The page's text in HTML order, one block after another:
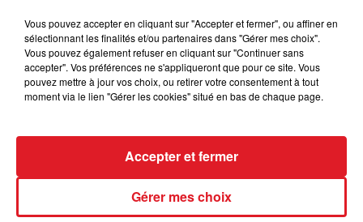
15 juillet 2026
BÉTHUNE: ENQUÊTE POUR HOMICIDE
à des prostituées
Vous pouvez accepter en cliquant sur "Accepter et fermer", ou affiner en
sélectionnant les finalités et/ou partenaires dans "Gérer mes choix".
Vous pouvez également refuser en cliquant sur "Continuer sans
accepter". Vos préférences ne s'appliqueront que pour ce site. Vous
pouvez mettre à jour vos choix, ou retirer votre consentement à tout
moment via le lien "Gérer les cookies" situé en bas de chaque page.
Gérer mes choix
Accepter et fermer